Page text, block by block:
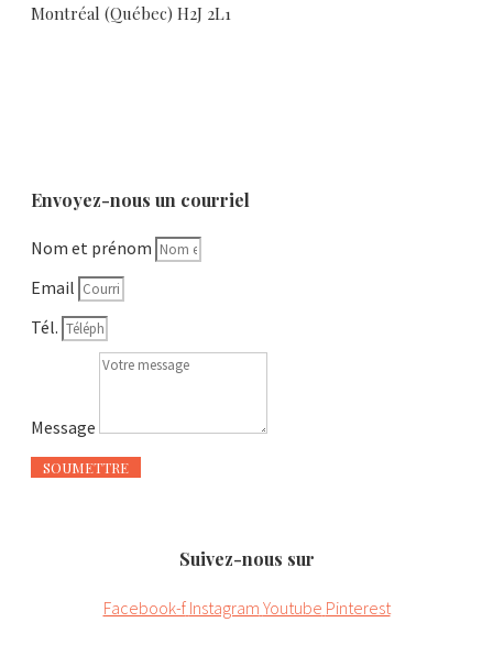
Montréal (Québec) H2J 2L1
Envoyez-nous un courriel
Nom et prénom
Email
Tél.
Message
SOUMETTRE
Suivez-nous sur
Facebook-f Instagram Youtube Pinterest